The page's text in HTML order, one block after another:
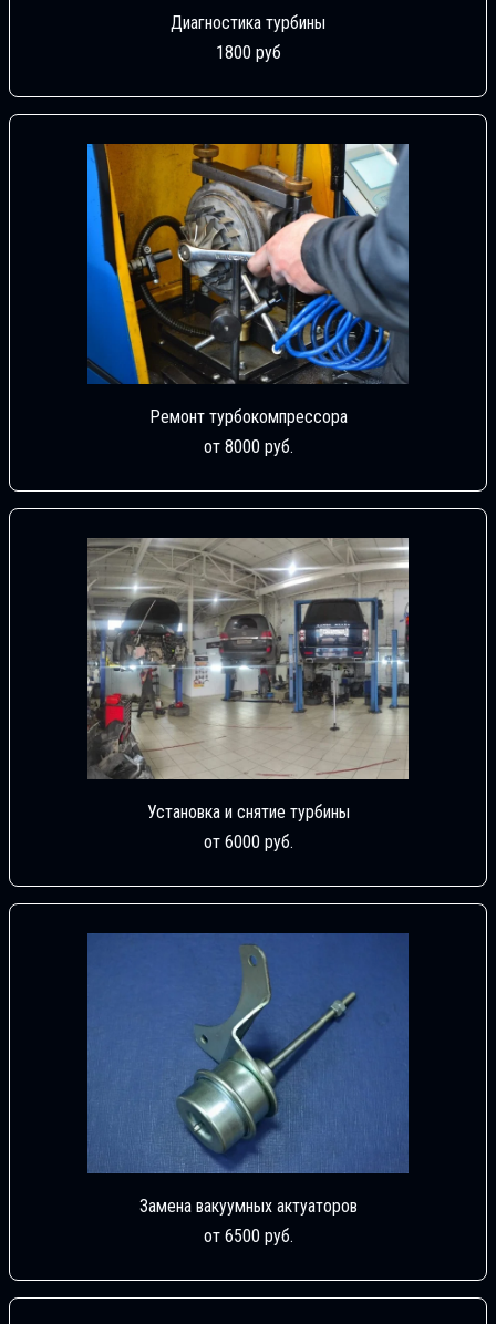
Диагностика турбины
1800 руб
Ремонт турбокомпрессора
от 8000 руб.
Установка и снятие турбины
от 6000 руб.
Замена вакуумных актуаторов
от 6500 руб.